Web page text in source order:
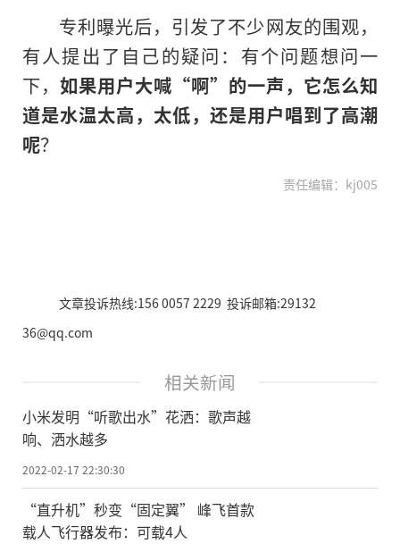
专利曝光后，引发了不少网友的围观，
有人提出了自己的疑问：有个问题想问一
下， 如果用户大喊“啊”的一声，它怎么知
道是水温太高，太低，还是用户唱到了高潮
呢？
责任编辑：kj005
文章投诉热线:156 0057 2229 投诉邮箱:29132
36@qq.com
相关新闻
小米发明“听歌出水”花洒：歌声越
响、洒水越多
2022-02-17 22:30:30
“直升机”秒变“固定翼” 峰飞首款
载人飞行器发布：可载4人